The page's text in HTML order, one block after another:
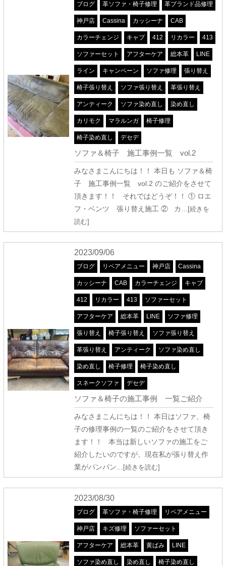
ブログ 革ソファ・椅子修理 革ブランド品修理
神戸店 Cassina カッシーナ CAB
カラーチェンジ キャブ 412 リカラー 413
ソファーセット アフターケア 総本革 LINE
ライン キャンペーン ソファ修理 張り替え
椅子張り替え ソファ張り替え 革張り替え
アンティーク ソファ染め直し 染め直し
カリモク マラルンガ 椅子修理
椅子染め直し デセデ
ソファ＆椅子 施工事例一覧 vol.2
みなさまこんにちは！！ 本日も ソファ＆椅
子 施工事例一覧 vol.2 のご紹介をさせて
頂きます！！ それではどうぞ！！ ① ロエ
フ・ベンツ 張り替え施工 ② カ …[続きを
読む]
2023/09/06
ブログ リペアメニュー 神戸店 Cassina
カッシーナ CAB カラーチェンジ キャブ
412 リカラー 413 ソファーセット
アフターケア 総本革 LINE ソファ修理
張り替え 椅子張り替え ソファ張り替え
革張り替え アンティーク ソファ染め直し
染め直し 椅子修理 椅子染め直し
スネークソファ デセデ
ソファ＆椅子の施工事例 一覧ご紹介
みなさまこんにちは！！ 本日はソファ、椅
子の修理事例の一覧のご紹介をさせて頂き
ます！！ 本当は新しいソファの施工をご
紹介したいのですが、現在私が張り替え作
業がパンパン…[続きを読む]
2023/08/30
ブログ 革ソファ・椅子修理 リペアメニュー
神戸店 キズ修理 ソファーセット
アフターケア 総本革 黄ばみ LINE
ソファ染め直し 染め直し 椅子染め直し